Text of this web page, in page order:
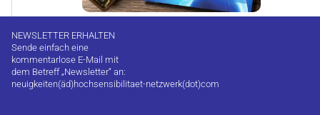
NEWSLETTER ERHALTEN
Sende einfach eine
kommentarlose E-Mail mit
dem Betreff „Newsletter“ an:
neuigkeiten(äd)hochsensibilitaet-netzwerk(dot)com